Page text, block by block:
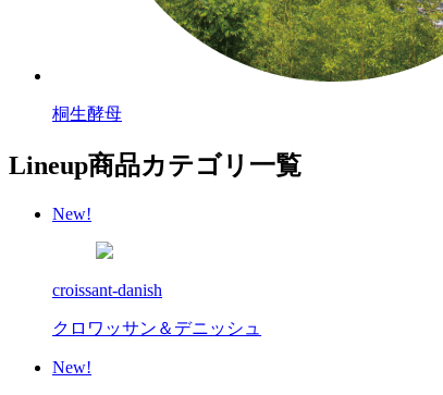
桐生酵母
Lineup商品カテゴリ一覧
New!
croissant-danish
クロワッサン＆デニッシュ
New!